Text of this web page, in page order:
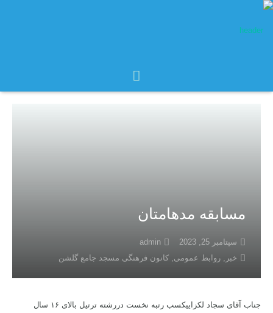
مسابقه مدهامتان
سپتامبر 25, 2023
admin
خبر , روابط عمومی, کانون فرهنگی مسجد جامع گلشن
جناب آقای سجاد لکزاییکسب رتبه نخست دررشته ترتیل بالای ۱۶ سال